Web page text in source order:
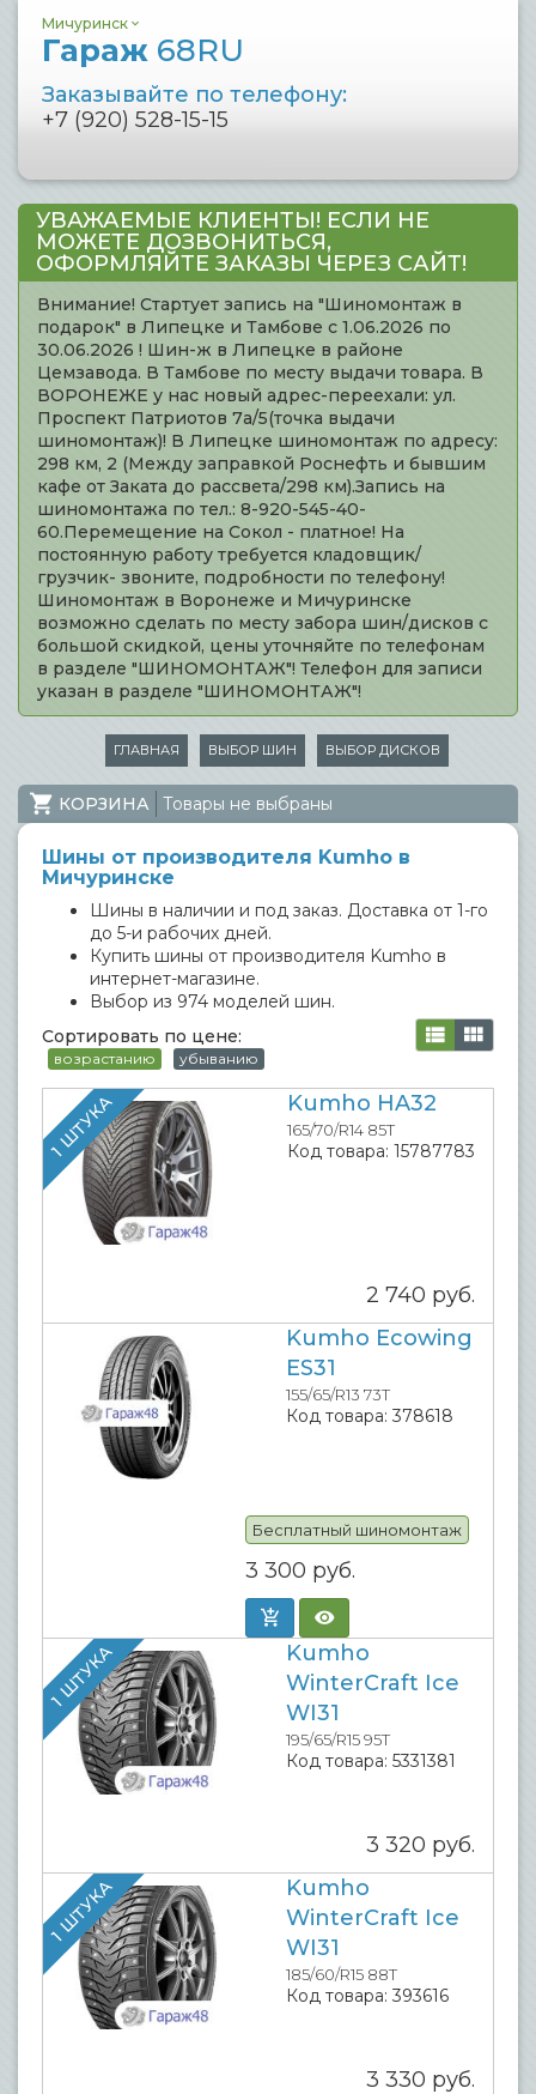
Мичуринск
Гараж 68RU
Заказывайте по телефону:
+7 (920) 528-15-15
УВАЖАЕМЫЕ КЛИЕНТЫ! ЕСЛИ НЕ
МОЖЕТЕ ДОЗВОНИТЬСЯ,
ОФОРМЛЯЙТЕ ЗАКАЗЫ ЧЕРЕЗ САЙТ!
Внимание! Стартует запись на "Шиномонтаж в
подарок" в Липецке и Тамбове с 1.06.2026 по
30.06.2026 ! Шин-ж в Липецке в районе
Цемзавода. В Тамбове по месту выдачи товара. В
ВОРОНЕЖЕ у нас новый адрес-переехали: ул.
Проспект Патриотов 7а/5(точка выдачи
шиномонтаж)! В Липецке шиномонтаж по адресу:
298 км, 2 (Между заправкой Роснефть и бывшим
кафе от Заката до рассвета/298 км).Запись на
шиномонтажа по тел.: 8-920-545-40-
60.Перемещение на Сокол - платное! На
постоянную работу требуется кладовщик/
грузчик- звоните, подробности по телефону!
Шиномонтаж в Воронеже и Мичуринске
возможно сделать по месту забора шин/дисков с
большой скидкой, цены уточняйте по телефонам
в разделе "ШИНОМОНТАЖ"! Телефон для записи
указан в разделе "ШИНОМОНТАЖ"!
ГЛАВНАЯ ВЫБОР ШИН ВЫБОР ДИСКОВ
КОРЗИНА Товары не выбраны
Шины от производителя Kumho в
Мичуринске
Шины в наличии и под заказ. Доставка от 1-го
до 5-и рабочих дней.
Купить шины от производителя Kumho в
интернет-магазине.
Выбор из 974 моделей шин.
Сортировать по цене:
возрастанию убыванию
1 ШТУКА Kumho HA32
165/70/R14 85T
Код товара: 15787783
2 740 руб.
Kumho Ecowing
ES31
155/65/R13 73T
Код товара: 378618
Бесплатный шиномонтаж
3 300 руб.
1 ШТУКА
Kumho
WinterCraft Ice
WI31
195/65/R15 95T
Код товара: 5331381
3 320 руб.
1 ШТУКА
Kumho
WinterCraft Ice
WI31
185/60/R15 88T
Код товара: 393616
3 330 руб.